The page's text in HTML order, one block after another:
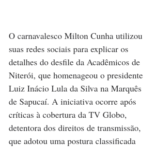
O carnavalesco Milton Cunha utilizou
suas redes sociais para explicar os
detalhes do desfile da Acadêmicos de
Niterói, que homenageou o presidente
Luiz Inácio Lula da Silva na Marquês
de Sapucaí. A iniciativa ocorre após
críticas à cobertura da TV Globo,
detentora dos direitos de transmissão,
que adotou uma postura classificada